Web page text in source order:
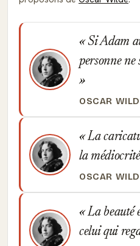
Si Adam
personne
OSCAR
La
la
OSCAR
La beauté
celui qui